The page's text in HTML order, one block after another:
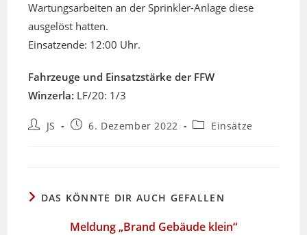
Wartungsarbeiten an der Sprinkler-Anlage diese
ausgelöst hatten.
Einsatzende: 12:00 Uhr.
Fahrzeuge und Einsatzstärke der FFW
Winzerla: LF/20: 1/3
Beitrags-
JS
Beitrag6. Dezember 2022
Beitrags-
Einsätze
DAS KÖNNTE DIR AUCH GEFALLEN
Meldung „Brand Gebäude klein“